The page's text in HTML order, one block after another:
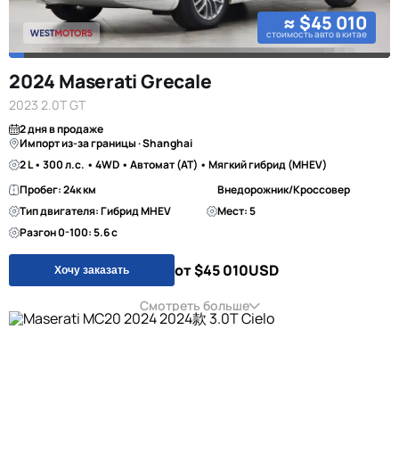
≈ $45 010
стоимость авто в китае
2024 Maserati Grecale
2023 2.0T GT
2 дня в продаже
Импорт из-за границы · Shanghai
2 L • 300 л.с. • 4WD • Автомат (AT) • Мягкий гибрид (MHEV)
Пробег: 24к км
Внедорожник/Кроссовер
Тип двигателя: Гибрид MHEV
Мест: 5
Разгон 0-100: 5.6 с
Хочу заказать от $45 010USD
Смотреть больше